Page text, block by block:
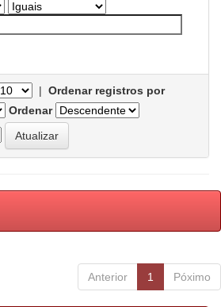
| Ordenar registros por
Ordenar
Anterior 1 Póximo